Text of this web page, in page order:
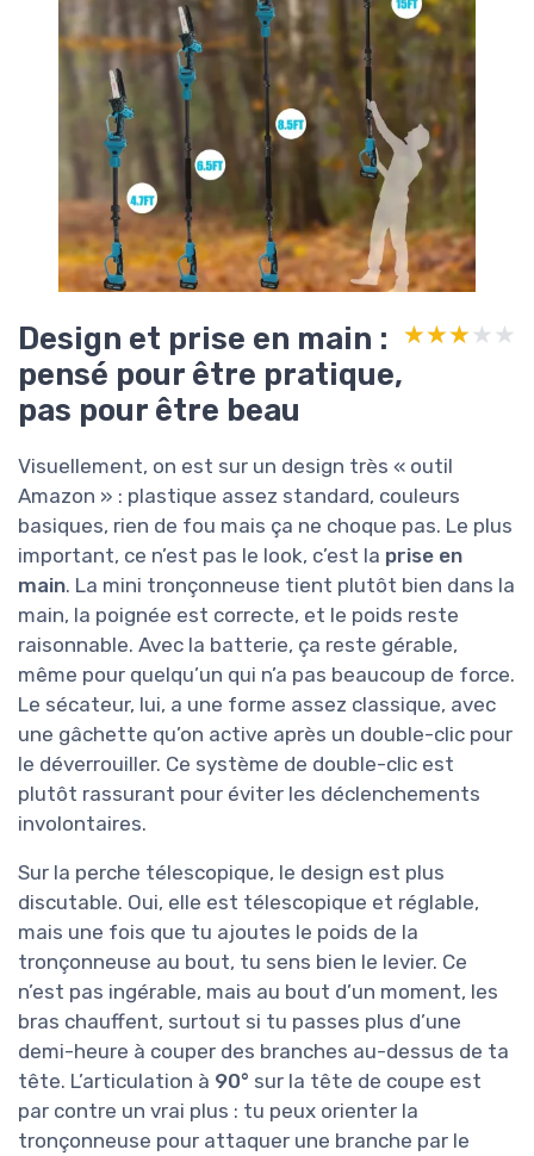
Design et prise en main :
pensé pour être pratique,
pas pour être beau
★★★★★
★★★★★
Visuellement, on est sur un design très « outil
Amazon » : plastique assez standard, couleurs
basiques, rien de fou mais ça ne choque pas. Le plus
important, ce n’est pas le look, c’est la prise en
main. La mini tronçonneuse tient plutôt bien dans la
main, la poignée est correcte, et le poids reste
raisonnable. Avec la batterie, ça reste gérable,
même pour quelqu’un qui n’a pas beaucoup de force.
Le sécateur, lui, a une forme assez classique, avec
une gâchette qu’on active après un double-clic pour
le déverrouiller. Ce système de double-clic est
plutôt rassurant pour éviter les déclenchements
involontaires.
Sur la perche télescopique, le design est plus
discutable. Oui, elle est télescopique et réglable,
mais une fois que tu ajoutes le poids de la
tronçonneuse au bout, tu sens bien le levier. Ce
n’est pas ingérable, mais au bout d’un moment, les
bras chauffent, surtout si tu passes plus d’une
demi-heure à couper des branches au-dessus de ta
tête. L’articulation à 90° sur la tête de coupe est
par contre un vrai plus : tu peux orienter la
tronçonneuse pour attaquer une branche par le